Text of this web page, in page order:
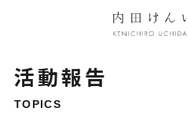
活動報告
TOPICS